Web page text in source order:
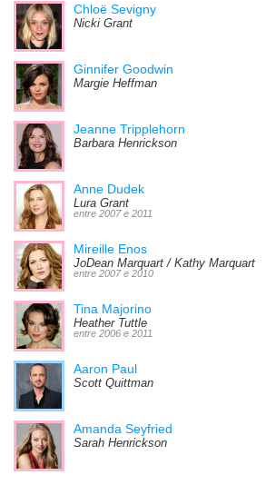
Chloë Sevigny
Nicki Grant
Ginnifer Goodwin
Margie Heffman
Jeanne Tripplehorn
Barbara Henrickson
Anne Dudek
Lura Grant
entre 2007 e 2011
Mireille Enos
JoDean Marquart / Kathy Marquart
entre 2007 e 2010
Tina Majorino
Heather Tuttle
entre 2006 e 2011
Aaron Paul
Scott Quittman
Amanda Seyfried
Sarah Henrickson